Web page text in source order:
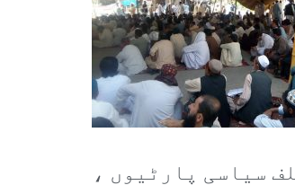
سیاسی پارٹیوں ،